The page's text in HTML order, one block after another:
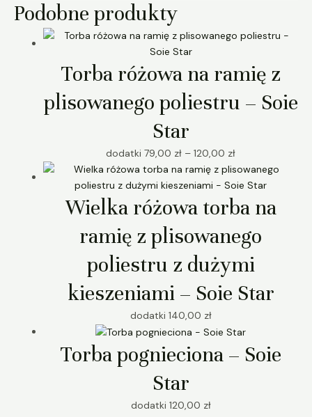
Podobne produkty
Torba różowa na ramię z
plisowanego poliestru – Soie
Star
dodatki 79,00 zł – 120,00 zł
Wielka różowa torba na
ramię z plisowanego
poliestru z dużymi
kieszeniami – Soie Star
dodatki 140,00 zł
Torba pognieciona – Soie
Star
dodatki 120,00 zł